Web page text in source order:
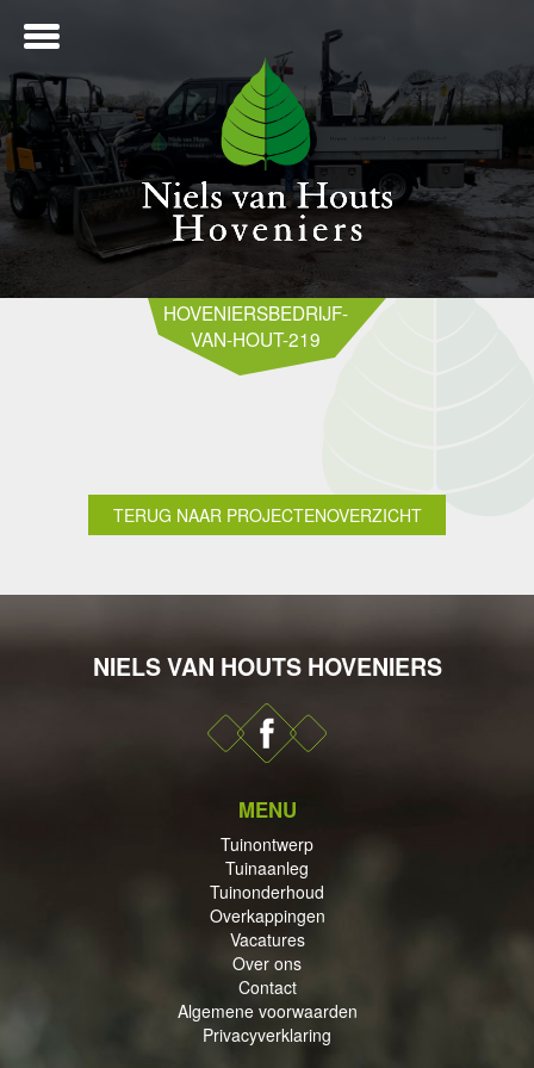
HOVENIERSBEDRIJF-
VAN-HOUT-219
TERUG NAAR PROJECTENOVERZICHT
NIELS VAN HOUTS HOVENIERS
MENU
Tuinontwerp
Tuinaanleg
Tuinonderhoud
Overkappingen
Vacatures
Over ons
Contact
Algemene voorwaarden
Privacyverklaring